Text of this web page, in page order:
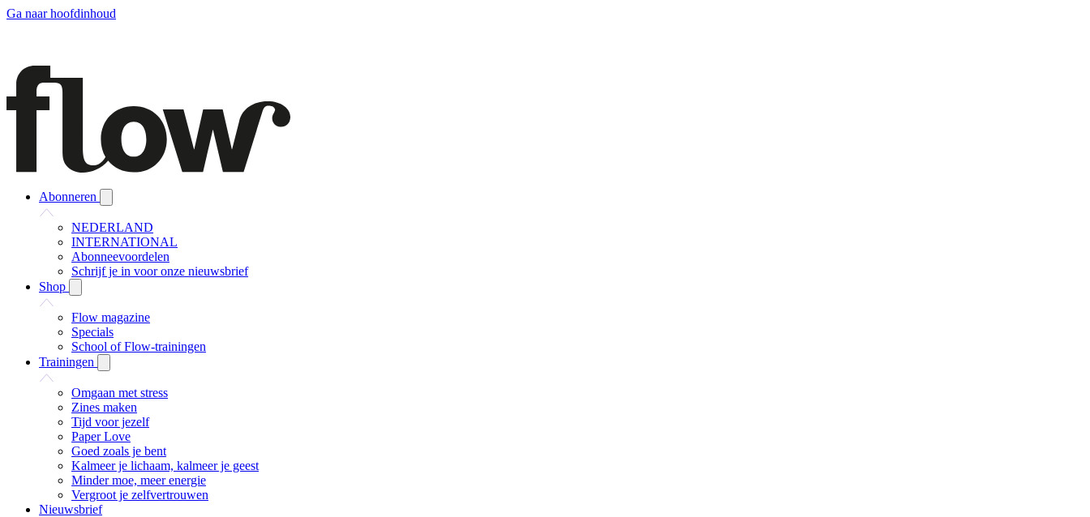
Ga naar hoofdinhoud
Abonneren
NEDERLAND
INTERNATIONAL
Abonneevoordelen
Schrijf je in voor onze nieuwsbrief
Shop
Flow magazine
Specials
School of Flow-trainingen
Trainingen
Omgaan met stress
Zines maken
Tijd voor jezelf
Paper Love
Goed zoals je bent
Kalmeer je lichaam, kalmeer je geest
Minder moe, meer energie
Vergroot je zelfvertrouwen
Nieuwsbrief